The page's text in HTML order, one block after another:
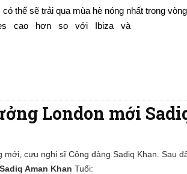
thể sẽ trải qua mùa hè nóng nhất trong
cao   hơn   so   với   Ibiza   và
London mới
cựu nghị sĩ Công đảng Sadiq Khan. Sau
Aman Khan Tuổi: